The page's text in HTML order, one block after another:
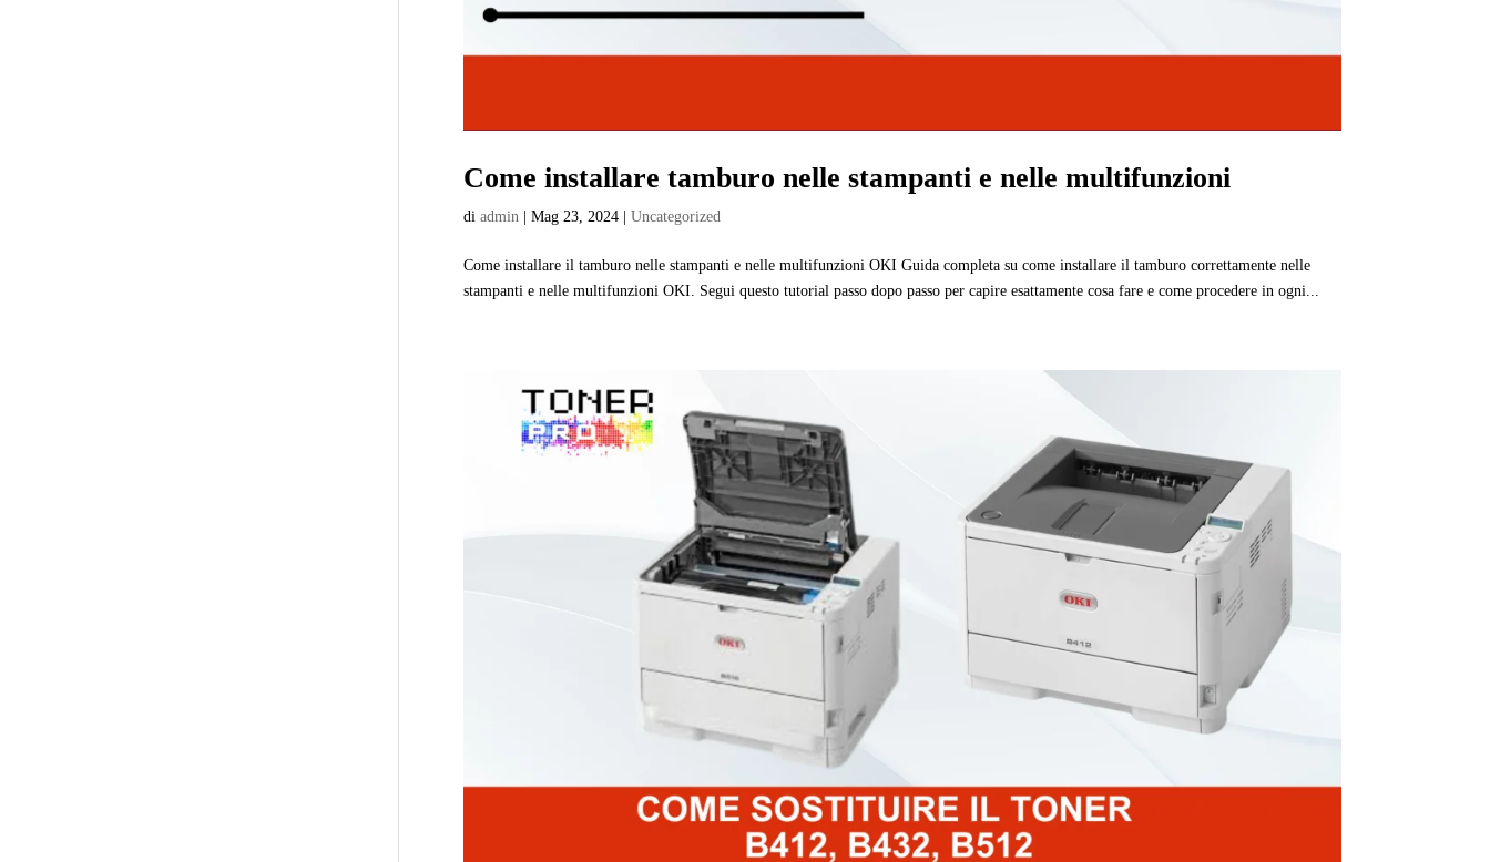
Come installare tamburo nelle stampanti e nelle multifunzioni
di admin| Mag 23, 2024| Uncategorized
Come installare il tamburo nelle stampanti e nelle multifunzioni OKI Guida completa su come installare il tamburo correttamente nelle
stampanti e nelle multifunzioni OKI. Segui questo tutorial passo dopo passo per capire esattamente cosa fare e come procedere in ogni...